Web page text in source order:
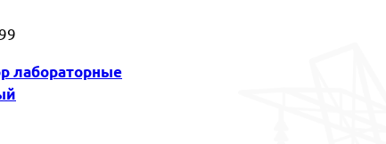
лабораторные